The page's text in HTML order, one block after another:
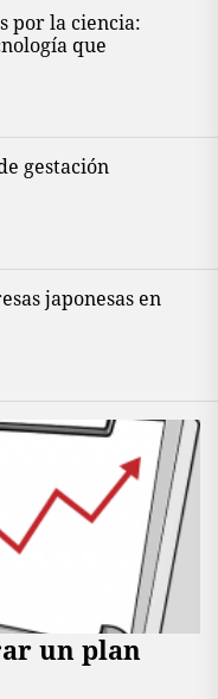
por la ciencia:
que
gestación
japonesas en
un plan